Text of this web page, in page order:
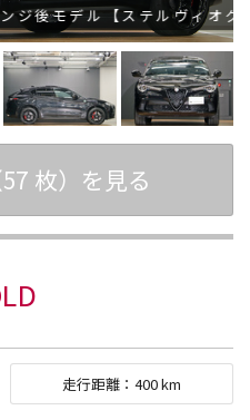
デル【ステルヴィオクア
57 枚）を見る
走行距離： 400km